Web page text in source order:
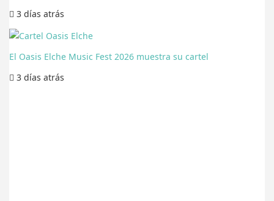
3 días atrás
El Oasis Elche Music Fest 2026 muestra su cartel
3 días atrás